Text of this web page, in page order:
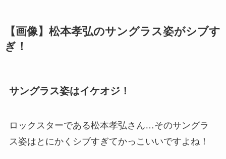
【画像】松本孝弘のサングラス姿がシブす
ぎ！
サングラス姿はイケオジ！
ロックスターである松本孝弘さん…そのサングラ
ス姿はとにかくシブすぎてかっこいいですよね！